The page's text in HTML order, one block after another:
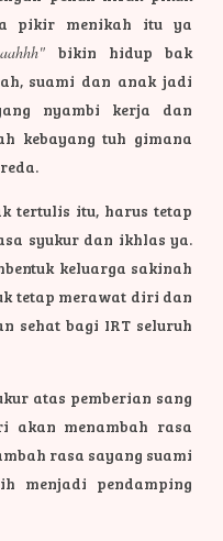
pikir menikah itu ya
bikin hidup bak
suami dan anak jadi
nyambi kerja dan
kebayang tuh gimana
tertulis itu, harus tetap
syukur dan ikhlas ya.
keluarga sakinah
tetap merawat diri dan
sehat bagi IRT seluruh
atas pemberian sang
akan menambah rasa
rasa sayang suami
menjadi pendamping